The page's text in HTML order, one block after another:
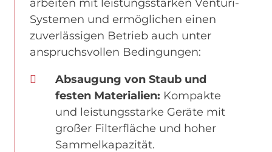
arbeiten mit leistungsstarken Venturi-
Systemen und ermöglichen einen
zuverlässigen Betrieb auch unter
anspruchsvollen Bedingungen:
Absaugung von Staub und
festen Materialien: Kompakte
und leistungsstarke Geräte mit
großer Filterfläche und hoher
Sammelkapazität.